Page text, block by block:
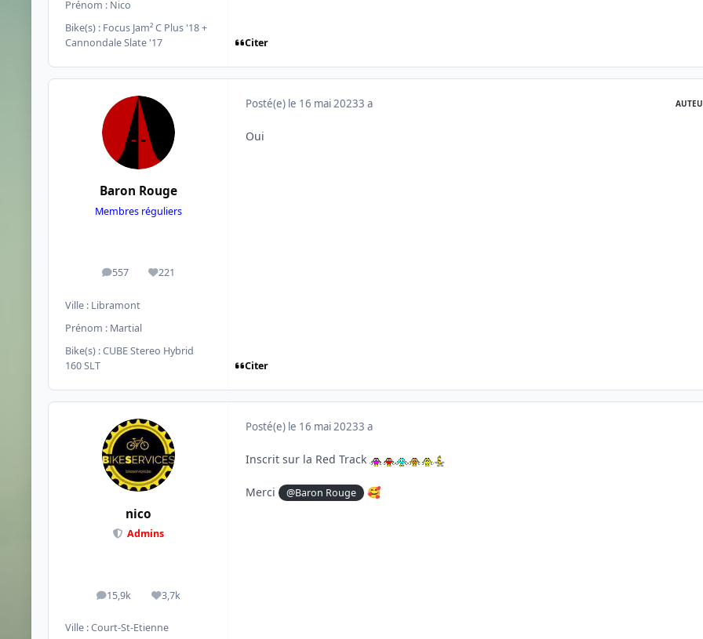
Prénom : Nico
Bike(s) : Focus Jam² C Plus '18 +
Cannondale Slate '17
Citer
Baron Rouge
Membres réguliers
557
messages221
Réputation
Ville : Libramont
Prénom : Martial
Bike(s) :CUBE Stereo Hybrid
160 SLT
Posté(e) le 16 mai 20233 a
Oui
Citer
nico
Admins
15,9k
messages3,7k
Réputation
Ville :Court-St-Etienne
Posté(e) le 16 mai 20233 a
Inscrit sur la Red Track
Merci @Baron Rouge 🥰